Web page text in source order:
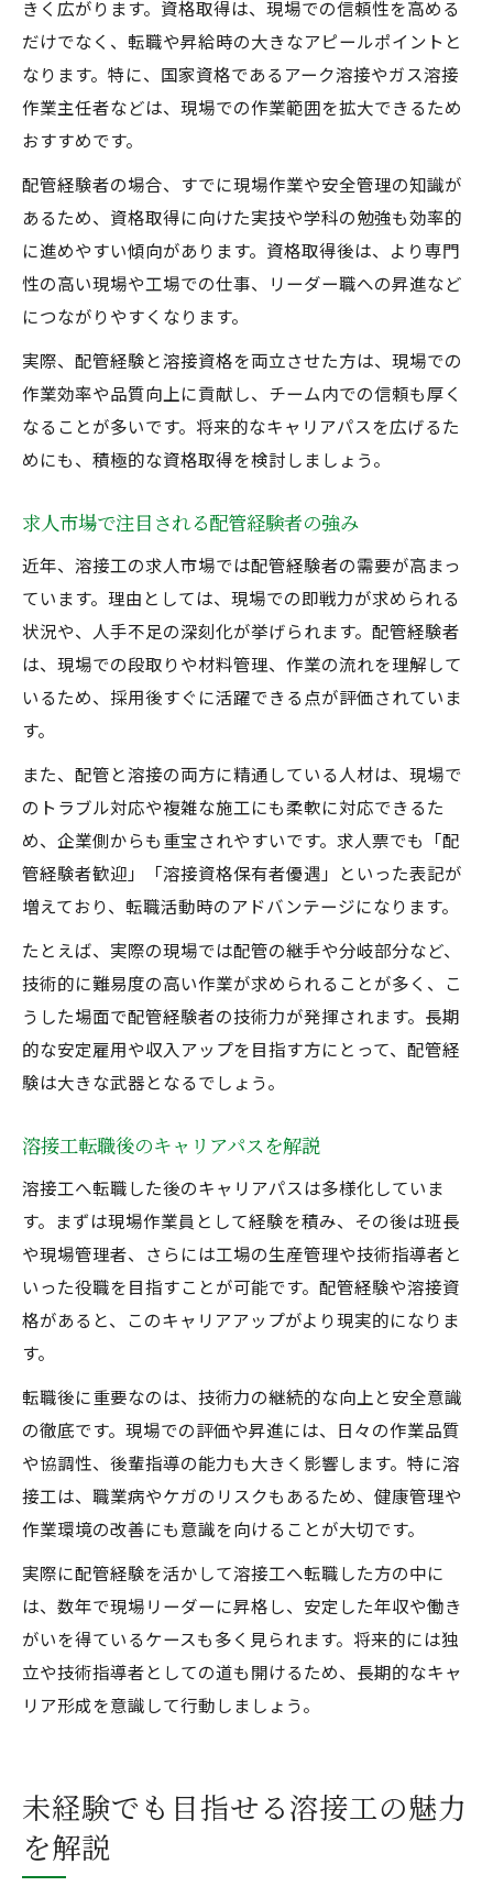
きく広がります。資格取得は、現場での信頼性を高める
だけでなく、転職や昇給時の大きなアピールポイントと
なります。特に、国家資格であるアーク溶接やガス溶接
作業主任者などは、現場での作業範囲を拡大できるため
おすすめです。
配管経験者の場合、すでに現場作業や安全管理の知識が
あるため、資格取得に向けた実技や学科の勉強も効率的
に進めやすい傾向があります。資格取得後は、より専門
性の高い現場や工場での仕事、リーダー職への昇進など
につながりやすくなります。
実際、配管経験と溶接資格を両立させた方は、現場での
作業効率や品質向上に貢献し、チーム内での信頼も厚く
なることが多いです。将来的なキャリアパスを広げるた
めにも、積極的な資格取得を検討しましょう。
求人市場で注目される配管経験者の強み
近年、溶接工の求人市場では配管経験者の需要が高まっ
ています。理由としては、現場での即戦力が求められる
状況や、人手不足の深刻化が挙げられます。配管経験者
は、現場での段取りや材料管理、作業の流れを理解して
いるため、採用後すぐに活躍できる点が評価されていま
す。
また、配管と溶接の両方に精通している人材は、現場で
のトラブル対応や複雑な施工にも柔軟に対応できるた
め、企業側からも重宝されやすいです。求人票でも「配
管経験者歓迎」「溶接資格保有者優遇」といった表記が
増えており、転職活動時のアドバンテージになります。
たとえば、実際の現場では配管の継手や分岐部分など、
技術的に難易度の高い作業が求められることが多く、こ
うした場面で配管経験者の技術力が発揮されます。長期
的な安定雇用や収入アップを目指す方にとって、配管経
験は大きな武器となるでしょう。
溶接工転職後のキャリアパスを解説
溶接工へ転職した後のキャリアパスは多様化していま
す。まずは現場作業員として経験を積み、その後は班長
や現場管理者、さらには工場の生産管理や技術指導者と
いった役職を目指すことが可能です。配管経験や溶接資
格があると、このキャリアアップがより現実的になりま
す。
転職後に重要なのは、技術力の継続的な向上と安全意識
の徹底です。現場での評価や昇進には、日々の作業品質
や協調性、後輩指導の能力も大きく影響します。特に溶
接工は、職業病やケガのリスクもあるため、健康管理や
作業環境の改善にも意識を向けることが大切です。
実際に配管経験を活かして溶接工へ転職した方の中に
は、数年で現場リーダーに昇格し、安定した年収や働き
がいを得ているケースも多く見られます。将来的には独
立や技術指導者としての道も開けるため、長期的なキャ
リア形成を意識して行動しましょう。
未経験でも目指せる溶接工の魅力
を解説